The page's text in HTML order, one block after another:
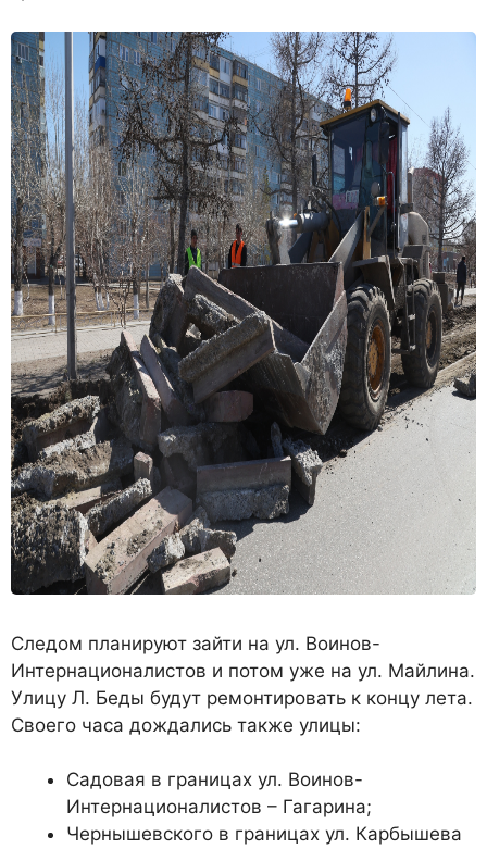
Следом планируют зайти на ул. Воинов-
Интернационалистов и потом уже на ул. Майлина.
Улицу Л. Беды будут ремонтировать к концу лета.
Своего часа дождались также улицы:
Садовая в границах ул. Воинов-
Интернационалистов – Гагарина;
Чернышевского в границах ул. Карбышева